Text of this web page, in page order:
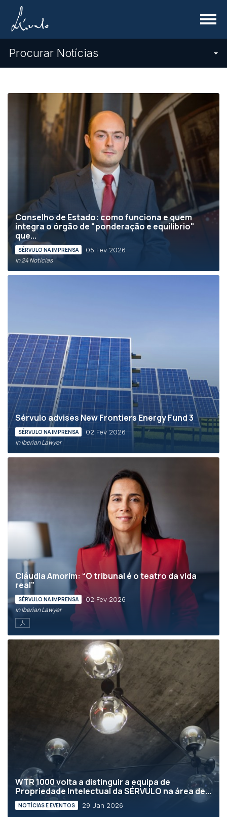
Menu
Procurar Notícias
Conselho de Estado: como funciona e quem
integra o órgão de "ponderação e equilíbrio"
que...
SÉRVULO NA IMPRENSA 05 Fev 2026
in 24 Notícias
Sérvulo advises New Frontiers Energy Fund 3
SÉRVULO NA IMPRENSA 02 Fev 2026
in Iberian Lawyer
Cláudia Amorim: “O tribunal é o teatro da vida
real”
SÉRVULO NA IMPRENSA 02 Fev 2026
in Iberian Lawyer
WTR 1000 volta a distinguir a equipa de
Propriedade Intelectual da SÉRVULO na área de...
NOTÍCIAS E EVENTOS 29 Jan 2026